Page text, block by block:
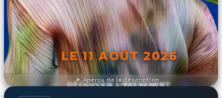
Aperçu de la description
LE 11 AOÛT 2026
DÉCOUVRIR L'ÉVÉNEMENT